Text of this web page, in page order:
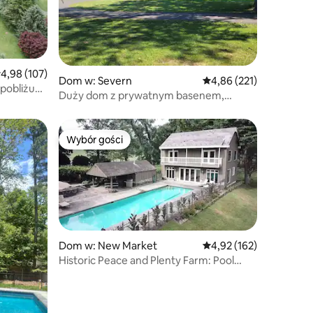
ocena: 4,98 na 5, liczba recenzji: 107
4,98 (107)
Dom w: Severn Średnia ocena: 4,86
4,86 (221)
Duży dom z prywatnym basenem,
Wybór gości
Wybór gości
Dom w: New Market Średnia ocena: 4,92
4,92 (162)
Historic Peace and Plenty Farm: Pool